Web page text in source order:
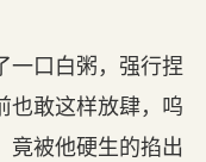
口白粥，强行捏
也敢这样放肆，呜
竟被他硬生的掐出